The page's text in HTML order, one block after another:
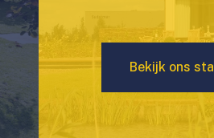
Bekijk ons sta